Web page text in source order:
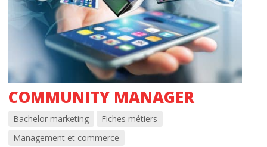
COMMUNITY MANAGER
Bachelor marketing
Fiches métiers
Management et commerce
L’ACTU
CONTACT
Nous localiser